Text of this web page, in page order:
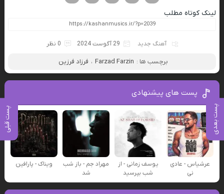
پست بعدی پست قبلی
لینک کوتاه مطلب
آهنگ جدید 29 آگوست 2024 0 نظر
برچسب ها : Farzad Farzin ، فرزاد فرزین
پست های پیشنهادی
عرشیاس - عادی
نی
یوسف زمانی - از
شب بپرسید
مهراد جم - باز شب
شد
ویناک - پارافین